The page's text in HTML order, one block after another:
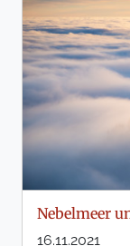
Nebelmeer
16.11.2021